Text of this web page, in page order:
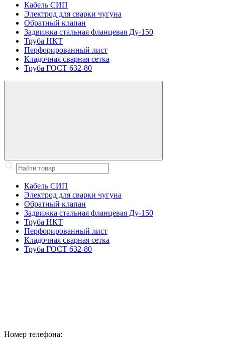
Кабель СИП
Электрод для сварки чугуна
Обратный клапан
Задвижка стальная фланцевая Ду-150
Труба НКТ
Перфорированный лист
Кладочная сварная сетка
Труба ГОСТ 632-80
Кабель СИП
Электрод для сварки чугуна
Обратный клапан
Задвижка стальная фланцевая Ду-150
Труба НКТ
Перфорированный лист
Кладочная сварная сетка
Труба ГОСТ 632-80
Номер телефона: